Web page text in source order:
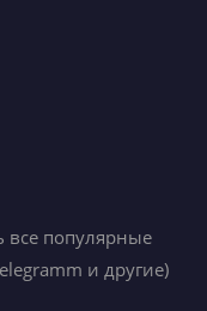
все популярные
и другие)